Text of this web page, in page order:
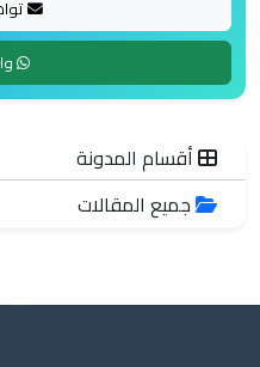
جميع المقالات